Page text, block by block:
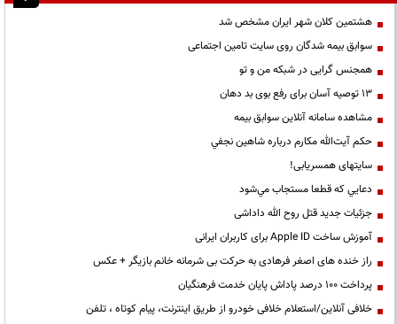
هشتمین کلان شهر ایران مشخص شد
سوابق بیمه شدگان روی سایت تامین اجتماعی
همجنس گرایی در شبکه من و تو
13 توصیه آسان برای رفع بوی بد دهان
مشاهده سامانه آنلاين سوابق بیمه
حكم آيت‌الله مكارم درباره شاهين نجفي
سایتهای همسریابی!
دعايي كه قطعا مستجاب مي‌شود
جزئیات جدید قتل روح الله داداشی
آموزش ساخت Apple ID برای کاربران ایرانی
راز خنده های اصغر فرهادی به حرکت بی شرمانه خانم بازیگر + عکس
پرداخت ۱۰۰ درصد پاداش پایان خدمت فرهنگیان
خلافی آنلاین/استعلام خلافی خودرو از طریق اینترنت، پیام کوتاه ، تلفن